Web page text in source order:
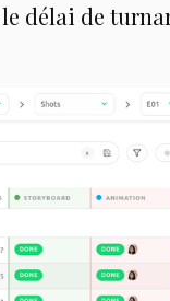
délai de